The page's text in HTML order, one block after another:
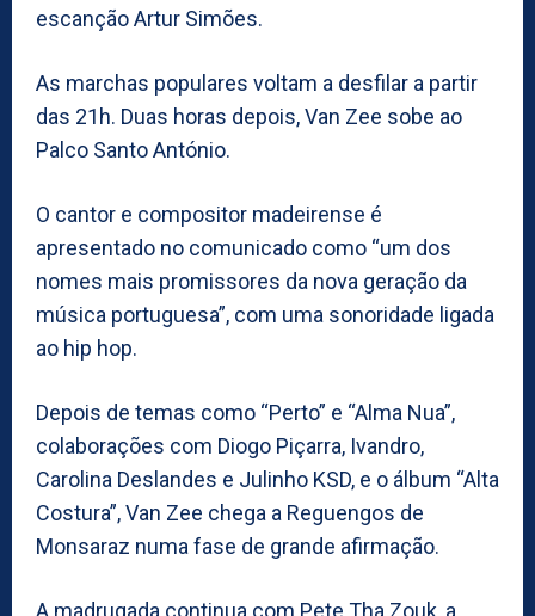
escanção Artur Simões.
As marchas populares voltam a desfilar a partir
das 21h. Duas horas depois, Van Zee sobe ao
Palco Santo António.
O cantor e compositor madeirense é
apresentado no comunicado como “um dos
nomes mais promissores da nova geração da
música portuguesa”, com uma sonoridade ligada
ao hip hop.
Depois de temas como “Perto” e “Alma Nua”,
colaborações com Diogo Piçarra, Ivandro,
Carolina Deslandes e Julinho KSD, e o álbum “Alta
Costura”, Van Zee chega a Reguengos de
Monsaraz numa fase de grande afirmação.
A madrugada continua com Pete Tha Zouk, a